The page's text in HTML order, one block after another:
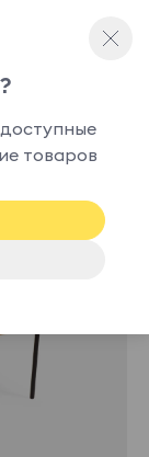
товаров